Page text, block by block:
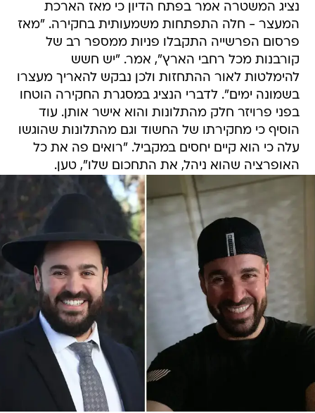
נציג המשטרה אמר בפתח הדיון כי מאז הארכת
המעצר - חלה התפתחות משמעותית בחקירה. "מאז
פרסום הפרשייה התקבלו פניות ממספר רב של
קורבנות מכל רחבי הארץ", אמר. "יש חשש
להימלטות לאור ההתחזות ולכן נבקש להאריך מעצרו
בשמונה ימים". לדברי הנציג במסגרת החקירה הוטחו
בפני פרויזר חלק מהתלונות והוא אישר אותן. עוד
הוסיף כי מחקירתו של החשוד וגם מהתלונות שהוגשו
עלה כי הוא קיים יחסים במקביל. "רואים פה את כל
האופרציה שהוא ניהל, את התחכום שלו", טען.